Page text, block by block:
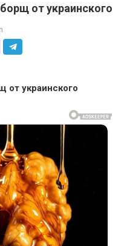
от украинского
от украинского